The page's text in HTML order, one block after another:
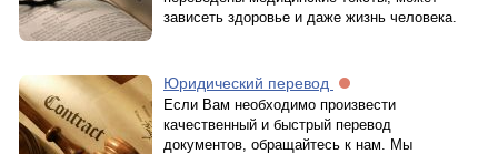
зависеть здоровье и даже жизнь человека.
Юридический перевод
Если Вам необходимо произвести
качественный и быстрый перевод
документов, обращайтесь к нам. Мы